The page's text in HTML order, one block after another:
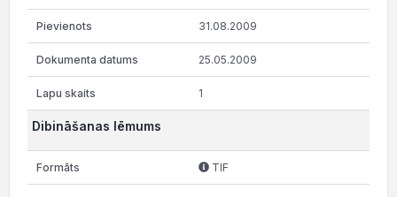
31.08.2009
25.05.2009
1
Dibināšanas lēmums
TIF